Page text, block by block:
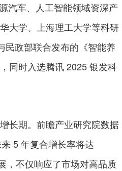
汽车、人工智能领域资深产
大学、上海理工大学等科研
民政部联合发布的《智能养
同时入选腾讯 2025 银发科
长期。前瞻产业研究院数据
5 年复合增长率将达
，不仅响应了市场对高品质